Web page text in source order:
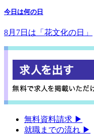
今日は何の日
8月7日は「花文化の日」
無料資料請求 ▶︎
就職までの流れ ▶︎